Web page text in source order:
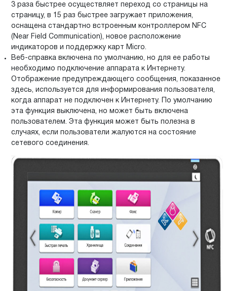
3 раза быстрее осуществляет переход со страницы на
страницу, в 15 раз быстрее загружает приложения,
оснащена стандартно встроенным контроллером NFC
(Near Field Communication), новое расположение
индикаторов и поддержку карт Micro.
Веб-справка включена по умолчанию, но для ее работы
необходимо подключение аппарата к Интернету.
Отображение предупреждающего сообщения, показанное
здесь, используется для информирования пользователя,
когда аппарат не подключен к Интернету. По умолчанию
эта функция выключена, но может быть включена
пользователем. Эта функция может быть полезна в
случаях, если пользователи жалуются на состояние
сетевого соединения.